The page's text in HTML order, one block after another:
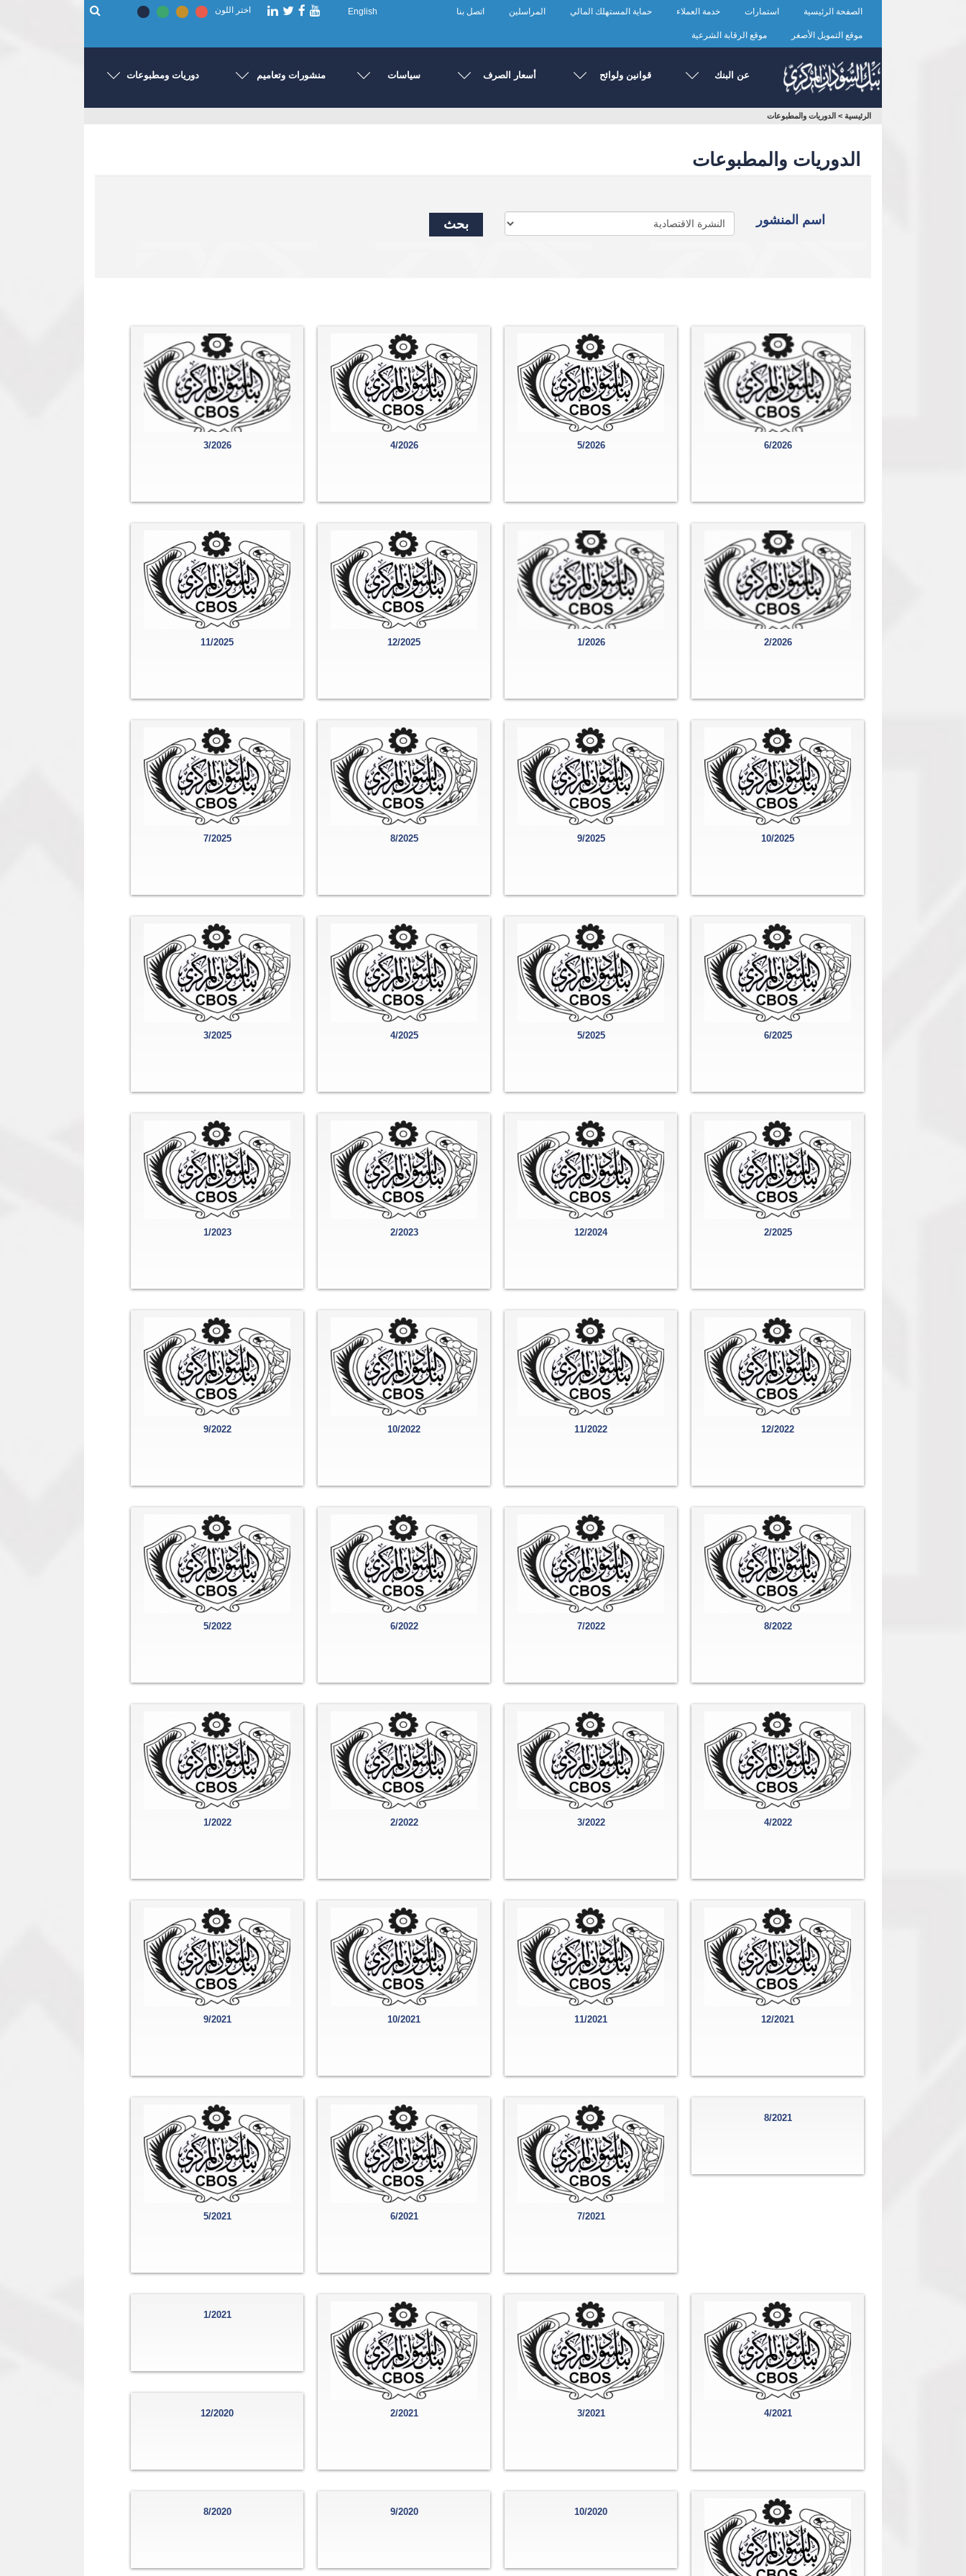
الصفحة الرئيسية استمارات خدمة العملاء حماية المستهلك المالي المراسلين اتصل بنا
موقع التمويل الأصغر موقع الرقابة الشرعية
English اختر اللون
عن البنك قوانين ولوائح أسعار الصرف سياسات منشورات وتعاميم دوريات ومطبوعات
أنت
الرئيسية > الدوريات والمطبوعات
الدوريات والمطبوعات
اسم المنشور بحث
6/2026
5/2026
4/2026
3/2026
2/2026
1/2026
12/2025
11/2025
10/2025
9/2025
8/2025
7/2025
6/2025
5/2025
4/2025
3/2025
2/2025
12/2024
2/2023
1/2023
12/2022
11/2022
10/2022
9/2022
8/2022
7/2022
6/2022
5/2022
4/2022
3/2022
2/2022
1/2022
12/2021
11/2021
10/2021
9/2021
8/2021
7/2021
6/2021
5/2021
4/2021
3/2021
2/2021
1/2021
12/2020
10/2020
9/2020
8/2020